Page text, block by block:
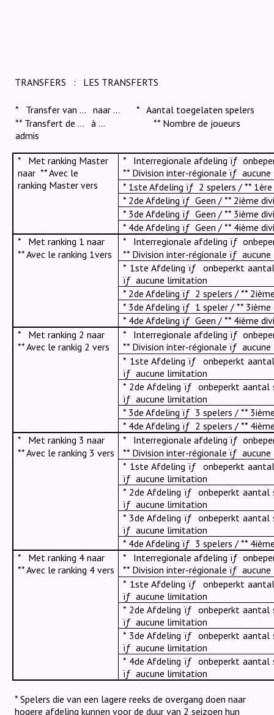
TRANSFERS : LES TRANSFERTS
* Transfer van ... naar ... * Aantal toegelaten spelers
** Transfert de …
à …
** Nombre de joueurs
admis
*
Met ranking Master
naar ** Avec le
ranking Master vers
* Interregionale afdelingïƒ
** Division inter-régionaleïƒ
* 1ste Afdelingïƒ 2 spelers / **
* 2de Afdelingïƒ Geen / ** 2ième
* 3de Afdelingïƒ Geen / ** 3ième
* 4de Afdelingïƒ Geen / ** 4ième
*
Met ranking 1 naar
** Avec le ranking 1vers
* Interregionale afdelingïƒ
** Division inter-régionaleïƒ
* 1ste Afdelingïƒ onbeperkt
ïƒ aucune limitation
* 2de Afdelingïƒ 2 spelers / **
* 3de Afdelingïƒ 1 speler / **
* 4de Afdelingïƒ Geen / ** 4ième
*
Met ranking 2 naar
** Avec le rankig 2 vers
* Interregionale afdelingïƒ
** Division inter-régionaleïƒ
* 1ste Afdelingïƒ onbeperkt
ïƒ aucune limitation
* 2de Afdelingïƒ onbeperkt aantal
ïƒ aucune limitation
* 3de Afdelingïƒ 3 spelers / **
* 4de Afdelingïƒ 2 spelers / **
*
Met ranking 3 naar
** Avec le ranking 3 vers
* Interregionale afdelingïƒ
** Division inter-régionaleïƒ
* 1ste Afdelingïƒ onbeperkt
ïƒ aucune limitation
* 2de Afdelingïƒ onbeperkt aantal
ïƒ aucune limitation
* 3de Afdelingïƒ onbeperkt aantal
ïƒ aucune limitation
* 4de Afdelingïƒ 3 spelers / **
*
Met ranking 4 naar
** Avec le ranking 4 vers
* Interregionale afdelingïƒ
** Division inter-régionaleïƒ
* 1ste Afdelingïƒ onbeperkt
ïƒ aucune limitation
* 2de Afdelingïƒ onbeperkt aantal
ïƒ aucune limitation
* 3de Afdelingïƒ onbeperkt aantal
ïƒ aucune limitation
* 4de Afdelingïƒ onbeperkt aantal
ïƒ aucune limitation
* Spelers die van een lagere reeks de overgang doen naar
hogere afdeling kunnen voor de duur van 2 seizoen hun